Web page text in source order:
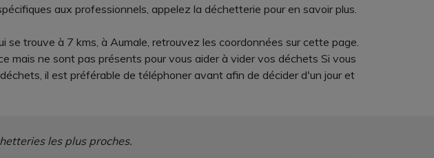
aux professionnels, appelez la déchetterie pour en savoir plus.
trouve à 7 kms, à Aumale, retrouvez les coordonnées sur cette page.
mais ne sont pas présents pour vous aider à vider vos déchets Si vous
il est préférable de téléphoner avant afin de décider d'un jour et
les plus proches.